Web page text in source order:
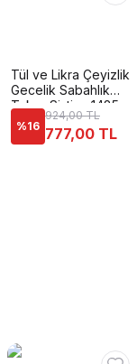
Tül ve Likra Çeyizlik
Gecelik Sabahlık
Takım Sistina 1485
%16
924,00 TL
777,00 TL